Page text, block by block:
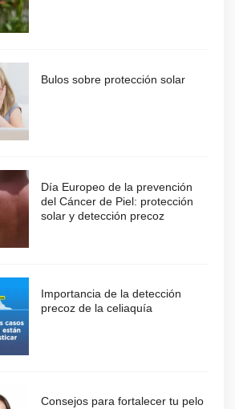
Bulos sobre protección solar
Día Europeo de la prevención
del Cáncer de Piel: protección
solar y detección precoz
Importancia de la detección
precoz de la celiaquía
Consejos para fortalecer tu pelo